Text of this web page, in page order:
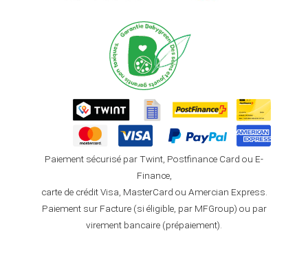
Paiement sécurisé par Twint, Postfinance Card ou E-
Finance,
carte de crédit Visa, MasterCard ou Amercian Express.
Paiement sur Facture (si éligible, par MFGroup) ou par
virement bancaire (prépaiement).